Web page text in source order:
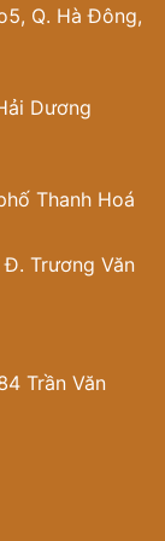
ở tầng trệt
sống tiện
thiết kế là cách
Mỗi tầng đều
bộ tầng, tạo
dù trong lòng
mỹ mà
nơi gia đình
giãn riêng tư.
trong suốt
và thiên
Q. Hà Đông,
Dương
Thanh Hoá
Trương Văn
Trần Văn